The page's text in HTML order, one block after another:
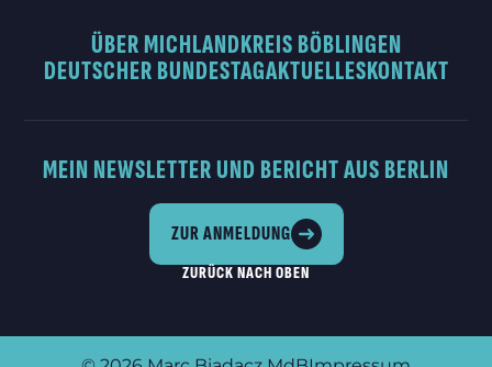
ÜBER MICHLANDKREIS BÖBLINGEN
DEUTSCHER BUNDESTAGAKTUELLESKONTAKT
MEIN NEWSLETTER UND BERICHT AUS BERLIN
ZUR ANMELDUNG
ZURÜCK NACH OBEN